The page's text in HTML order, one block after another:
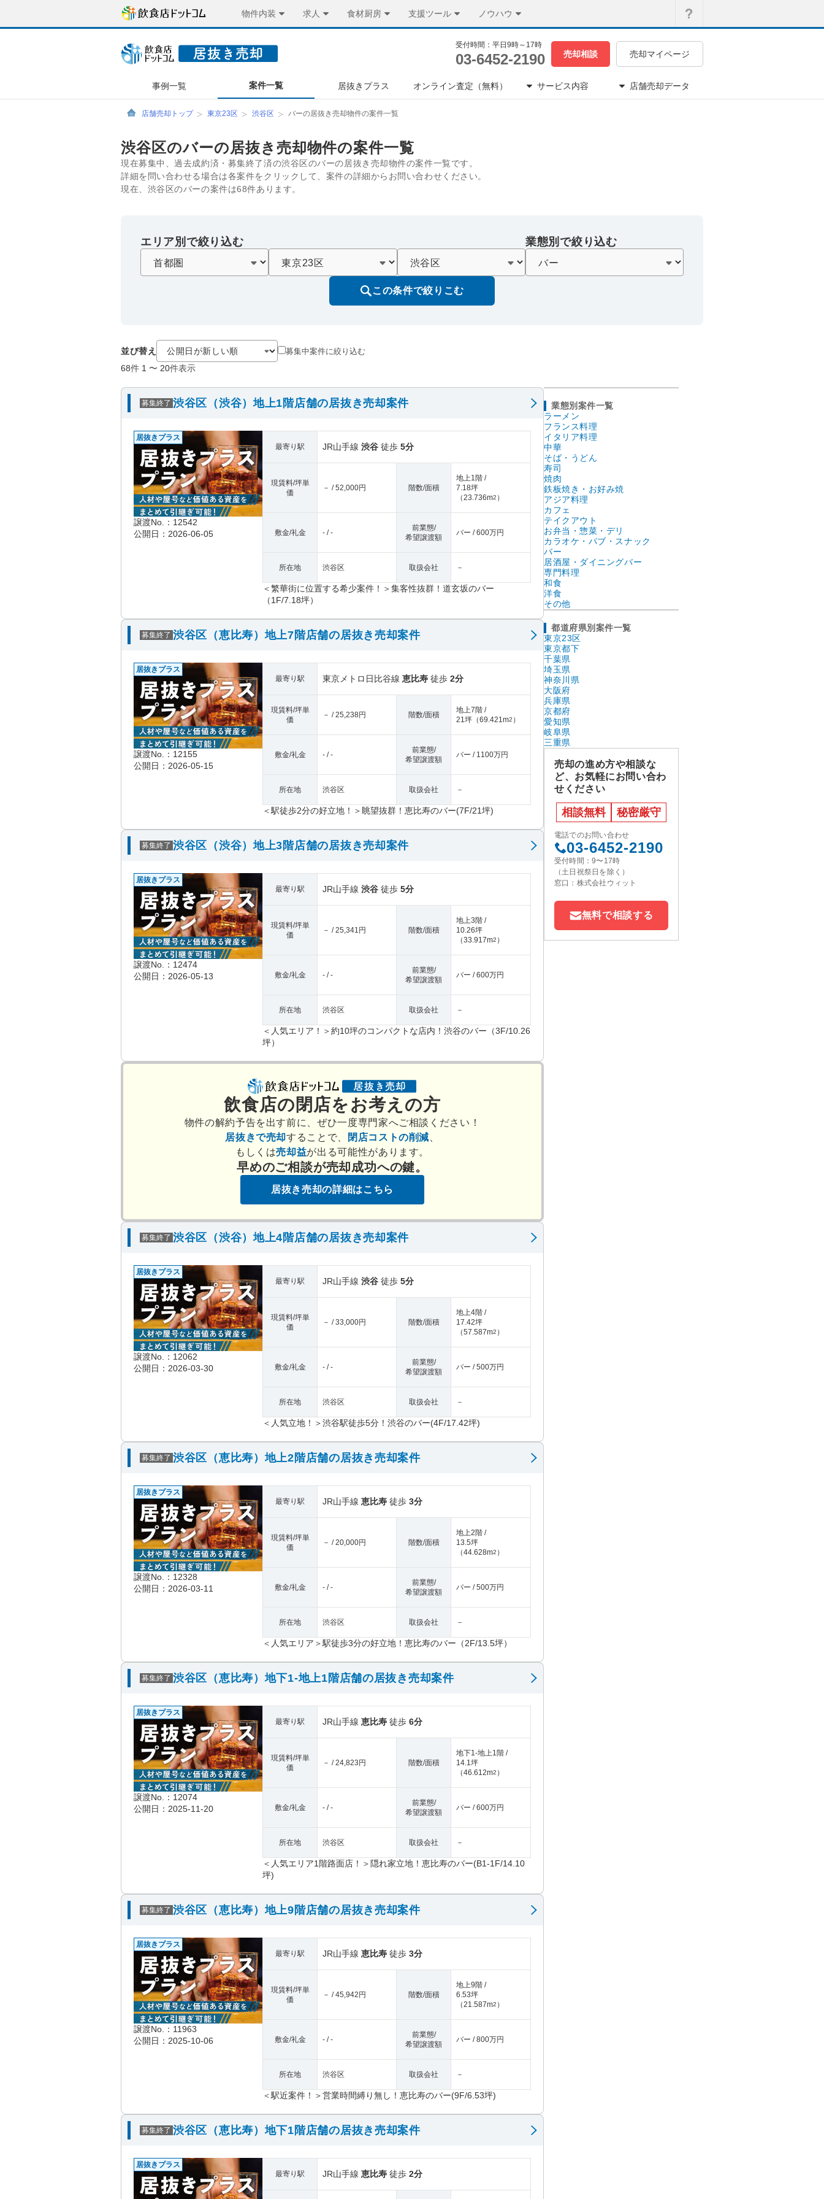
物件内装 求人 食材厨房 支援ツール ノウハウ
受付時間：平日9時～17時
03-6452-2190 売却相談 売却マイページ
事例一覧 案件一覧 居抜きプラス オンライン査定（無料） サービス内容 店舗売却データ
店舗売却トップ 東京23区 渋谷区 バーの居抜き売却物件の案件一覧
渋谷区のバーの居抜き売却物件の案件一覧
現在募集中、過去成約済・募集終了済の渋谷区のバーの居抜き売却物件の案件一覧です。
詳細を問い合わせる場合は各案件をクリックして、案件の詳細からお問い合わせください。
現在、渋谷区のバーの案件は68件あります。
エリア別で絞り込む 業態別で絞り込む
この条件で絞りこむ
並び替え 募集中案件に絞り込む
68件 1 〜 20件表示
募集終了 渋谷区（渋谷）地上1階店舗の居抜き売却案件
居抜きプラス
譲渡No.：12542
公開日：2026-06-05
最寄り駅 JR山手線 渋谷 徒歩 5分
現賃料/坪単
価
－ / 52,000円 階数/面積
地上1階 /
7.18坪
（23.736m2 ）
敷金/礼金 - / -
前業態/
希望譲渡額
バー / 600万円
所在地 渋谷区 取扱会社 －
＜繁華街に位置する希少案件！＞集客性抜群！道玄坂のバー
（1F/7.18坪）
募集終了 渋谷区（恵比寿）地上7階店舗の居抜き売却案件
居抜きプラス
譲渡No.：12155
公開日：2026-05-15
最寄り駅 東京メトロ日比谷線 恵比寿 徒歩 2分
現賃料/坪単
価
－ / 25,238円 階数/面積
地上7階 /
21坪 （69.421m2 ）
敷金/礼金 - / -
前業態/
希望譲渡額
バー / 1100万円
所在地 渋谷区 取扱会社 －
＜駅徒歩2分の好立地！＞眺望抜群！恵比寿のバー(7F/21坪)
募集終了 渋谷区（渋谷）地上3階店舗の居抜き売却案件
居抜きプラス
譲渡No.：12474
公開日：2026-05-13
最寄り駅 JR山手線 渋谷 徒歩 5分
現賃料/坪単
価
－ / 25,341円 階数/面積
地上3階 /
10.26坪
（33.917m2 ）
敷金/礼金 - / -
前業態/
希望譲渡額
バー / 600万円
所在地 渋谷区 取扱会社 －
＜人気エリア！＞約10坪のコンパクトな店内！渋谷のバー（3F/10.26
坪）
飲食店の閉店をお考えの方
物件の解約予告を出す前に、ぜひ一度専門家へご相談ください！
居抜きで売却することで、 閉店コストの削減
もしくは売却益が出る可能性があります。
早めのご相談が売却成功への鍵。
居抜き売却の詳細はこちら
募集終了 渋谷区（渋谷）地上4階店舗の居抜き売却案件
居抜きプラス
譲渡No.：12062
公開日：2026-03-30
最寄り駅 JR山手線 渋谷 徒歩 5分
現賃料/坪単
価
－ / 33,000円 階数/面積
地上4階 /
17.42坪
（57.587m2 ）
敷金/礼金 - / -
前業態/
希望譲渡額
バー / 500万円
所在地 渋谷区 取扱会社 －
＜人気立地！＞渋谷駅徒歩5分！渋谷のバー(4F/17.42坪)
募集終了 渋谷区（恵比寿）地上2階店舗の居抜き売却案件
居抜きプラス
譲渡No.：12328
公開日：2026-03-11
最寄り駅 JR山手線 恵比寿 徒歩 3分
現賃料/坪単
価
－ / 20,000円 階数/面積
地上2階 /
13.5坪
（44.628m2 ）
敷金/礼金 - / -
前業態/
希望譲渡額
バー / 500万円
所在地 渋谷区 取扱会社 －
＜人気エリア＞駅徒歩3分の好立地！恵比寿のバー（2F/13.5坪）
募集終了 渋谷区（恵比寿）地下1-地上1階店舗の居抜き売却案件
居抜きプラス
譲渡No.：12074
公開日：2025-11-20
最寄り駅 JR山手線 恵比寿 徒歩 6分
現賃料/坪単
価
－ / 24,823円 階数/面積
地下1-地上1階 /
14.1坪
（46.612m2 ）
敷金/礼金 - / -
前業態/
希望譲渡額
バー / 600万円
所在地 渋谷区 取扱会社 －
＜人気エリア1階路面店！＞隠れ家立地！恵比寿のバー(B1-1F/14.10
坪)
募集終了 渋谷区（恵比寿）地上9階店舗の居抜き売却案件
居抜きプラス
譲渡No.：11963
公開日：2025-10-06
最寄り駅 JR山手線 恵比寿 徒歩 3分
現賃料/坪単
価
－ / 45,942円 階数/面積
地上9階 /
6.53坪
（21.587m2 ）
敷金/礼金 - / -
前業態/
希望譲渡額
バー / 800万円
所在地 渋谷区 取扱会社 －
＜駅近案件！＞営業時間縛り無し！恵比寿のバー(9F/6.53坪)
募集終了 渋谷区（恵比寿）地下1階店舗の居抜き売却案件
居抜きプラス
最寄り駅
JR山手線 恵比寿 徒歩 2分
業態別案件一覧
ラーメン
フランス料理
イタリア料理
中華
そば・うどん
寿司
焼肉
鉄板焼き・お好み焼
アジア料理
カフェ
テイクアウト
お弁当・惣菜・デリ
カラオケ・パブ・スナック
バー
居酒屋・ダイニングバー
専門料理
和食
洋食
その他
都道府県別案件一覧
東京23区
東京都下
千葉県
埼玉県
神奈川県
大阪府
兵庫県
京都府
愛知県
岐阜県
三重県
売却の進め方や相談な
ど、お気軽にお問い合わ
せください
相談無料 秘密厳守
電話でのお問い合わせ
03-6452-2190
受付時間：9〜17時
（土日祝祭日を除く）
窓口：株式会社ウィット
無料で相談する